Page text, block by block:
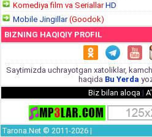
Komediya film va SeriallarHD
Mobile Jingillar(Goodok)
BIZNING HAQIQIY PROFIL
Saytimizda uchrayotgan xatoliklar,
haqida Bu Yerda
Biz bilan aloqa |
Tarona.Net © 2011-2026 |